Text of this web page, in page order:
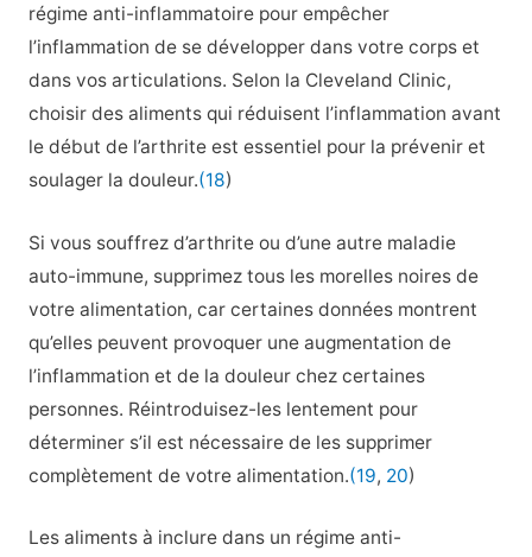
régime anti-inflammatoire pour empêcher
l’inflammation de se développer dans votre corps et
dans vos articulations. Selon la Cleveland Clinic,
choisir des aliments qui réduisent l’inflammation avant
le début de l’arthrite est essentiel pour la prévenir et
soulager la douleur.(18)
Si vous souffrez d’arthrite ou d’une autre maladie
auto-immune, supprimez tous les morelles noires de
votre alimentation, car certaines données montrent
qu’elles peuvent provoquer une augmentation de
l’inflammation et de la douleur chez certaines
personnes. Réintroduisez-les lentement pour
déterminer s’il est nécessaire de les supprimer
complètement de votre alimentation.(19, 20)
Les aliments à inclure dans un régime anti-